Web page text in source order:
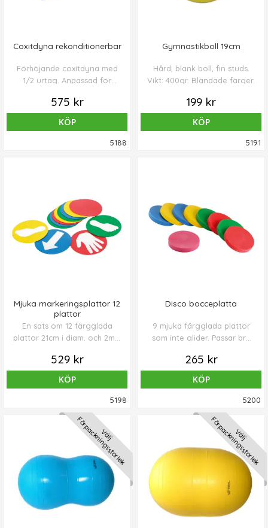
Coxitdyna rekonditionerbar
Förhöjande coxitdyna med
1/2 urtag. Anpassad för
mottagningar där upprepad
spritdesinfektion krävs.
575 kr
KÖP
5188
Gymnastikboll 19cm
Hård, blank boll, fin studs.
Vikt: 400gr. Blandade färger.
199 kr
KÖP
5191
Mjuka markeringsplattor 12
plattor
En sats om 12 färgglada
plattor 21cm i diam. och 2mm
golvytan utan att glida.
Mycket populära för gång &
balansövningar.
529 kr
KÖP
5198
Disco bocceplatta
9 mjuka färgglada plattor
som inte glider. Passar bra
265 kr
KÖP
5200
Välj
Förpackningsstorlek Välj
Förpackningsstorlek